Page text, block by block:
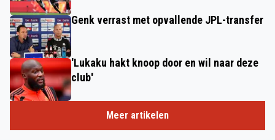
Genk verrast met opvallende JPL-transfer
'Lukaku hakt knoop door en wil naar deze
club'
Meer artikelen